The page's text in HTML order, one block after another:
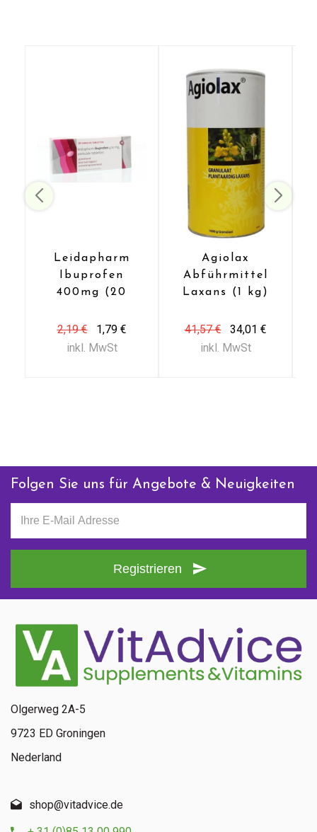
Senden
Kontaktieren Sie uns
+ 31 (0)85 13 00 990
Leidapharm
Ibuprofen
400mg (20
2,19 €
1,79 €
inkl. MwSt
Agiolax
Abführmittel
Laxans (1 kg)
41,57 €
34,01 €
inkl. MwSt
Folgen Sie uns für Angebote & Neuigkeiten
Registrieren
Olgerweg 2A-5
9723 ED Groningen
Nederland
shop@vitadvice.de